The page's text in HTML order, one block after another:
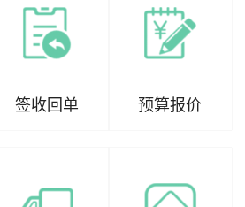
签收回单 预算报价